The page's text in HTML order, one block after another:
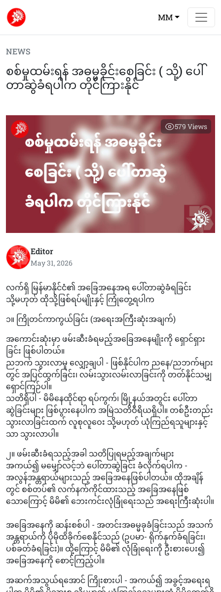
MM
NEWS
စစ်မှုထမ်းရန် အဓမ္မခိုင်းစေခြင်း ( သို့) ပေါ်
တာဆွဲခံရပါက တိုင်ကြားနိုင်
579 Views
Editor
May 31, 2026
လက်ရှိ မြန်မာနိုင်ငံ၏ အခြေအနေအရ ပေါ်တာဆွဲခံရခြင်း
သို့မဟုတ် ထိုသို့ဖြစ်ရပ်မျိုးနှင့် ကြုံတွေ့ရပါက
၁။ ကြိုတင်ကာကွယ်ခြင်း (အရေးအကြီးဆုံးအချက်)
အကောင်းဆုံးမှာ ဖမ်းဆီးခံရမည့်အခြေအနေမျိုးကို ရှောင်ရှား
ခြင်း ဖြစ်ပါတယ်။
ညဘက် သွားလာမှု လျှော့ချပါ - ဖြစ်နိုင်ပါက ညနေ/ညဘက်များ
တွင် အပြင်ထွက်ခြင်း၊ လမ်းသွားလမ်းလာခြင်းကို တတ်နိုင်သမျှ
ရှောင်ကြဉ်ပါ။
သတိရှိပါ - မိမိနေထိုင်ရာ ရပ်ကွက်၊ မြို့နယ်အတွင်း ပေါ်တာ
ဆွဲခြင်းများ ဖြစ်ပွားနေပါက အမြဲသတိဝီရိယရှိပါ။ တစ်ဦးတည်း
သွားလာခြင်းထက် လူစုလူဝေး သို့မဟုတ် ယုံကြည်ရသူများနှင့်
သာ သွားလာပါ။
၂။ ဖမ်းဆီးခံရသည့်အခါ သတိပြုရမည့်အချက်များ
အကယ်၍ မမျှော်လင့်ဘဲ ပေါ်တာဆွဲခြင်း ခံလိုက်ရပါက -
အလွန်အန္တရာယ်များသည့် အခြေအနေဖြစ်ပါတယ်။ ထိုအချိန်
တွင် စစ်တပ်၏ လက်နက်ကိုင်ထားသည့် အခြေအနေဖြစ်
သောကြောင့် မိမိ၏ ဘေးကင်းလုံခြုံရေးသည် အရေးကြီးဆုံးပါ။
အခြေအနေကို ဆန်းစစ်ပါ - အတင်းအဓမ္မခုခံခြင်းသည် အသက်
အန္တရာယ်ကို ပိုမိုထိခိုက်စေနိုင်သည် (ဥပမာ- ရိုက်နှက်ခံရခြင်း၊
ပစ်ခတ်ခံရခြင်း)။ ထို့ကြောင့် မိမိ၏ လုံခြုံရေးကို ဦးစားပေး၍
အခြေအနေကို စောင့်ကြည့်ပါ။
အဆက်အသွယ်ရအောင် ကြိုးစားပါ - အကယ်၍ အခွင့်အရေးရ